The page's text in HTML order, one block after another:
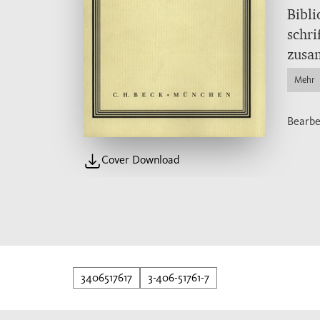
Cover Download
Mehr
3406517617 3-406-51761-7